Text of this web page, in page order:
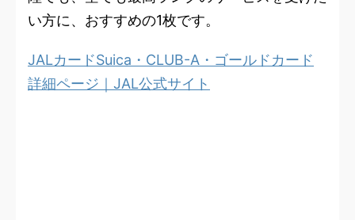
い方に、おすすめの1枚です。
JALカードSuica・CLUB-A・ゴールドカード
詳細ページ｜JAL公式サイト